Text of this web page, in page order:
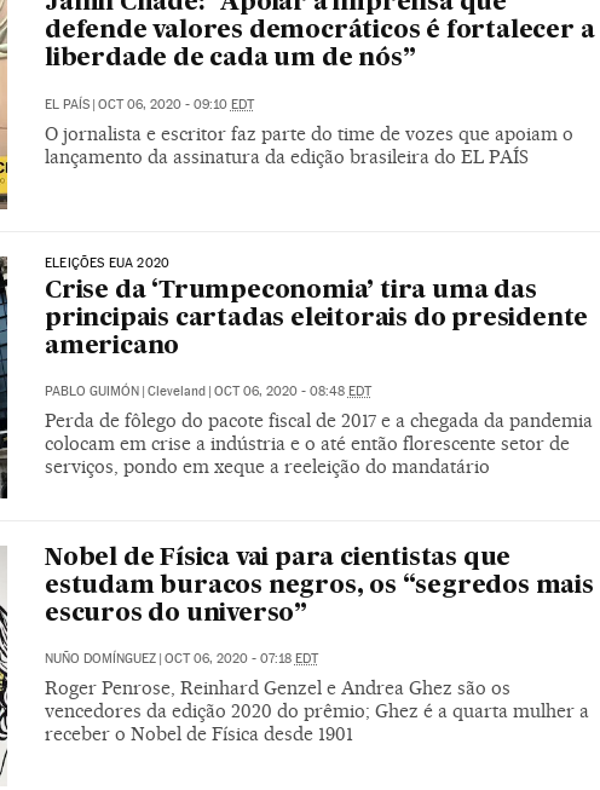
defende valores democráticos é fortalecer a
liberdade de cada um de nós”
EL PAÍS | OCT 06, 2020 - 09:10 EDT
O jornalista e escritor faz parte do time de vozes que apoiam o
lançamento da assinatura da edição brasileira do EL PAÍS
ELEIÇÕES EUA 2020
Crise da ‘Trumpeconomia’ tira uma das
principais cartadas eleitorais do presidente
americano
PABLO GUIMÓN Cleveland OCT 06, 2020 - 08:48 EDT
Perda de fôlego do pacote fiscal de 2017 e a chegada da pandemia
colocam em crise a indústria e o até então florescente setor de
serviços, pondo em xeque a reeleição do mandatário
Nobel de Física vai para cientistas que
estudam buracos negros, os “segredos mais
escuros do universo”
NUÑO DOMÍNGUEZ OCT 06, 2020 - 07:18 EDT
Roger Penrose, Reinhard Genzel e Andrea Ghez são os
vencedores da edição 2020 do prêmio; Ghez é a quarta mulher a
receber o Nobel de Física desde 1901